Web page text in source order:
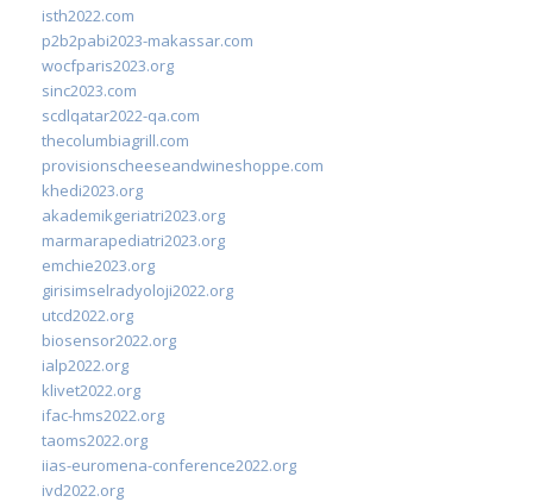
isth2022.com
p2b2pabi2023-makassar.com
wocfparis2023.org
sinc2023.com
scdlqatar2022-qa.com
thecolumbiagrill.com
provisionscheeseandwineshoppe.com
khedi2023.org
akademikgeriatri2023.org
marmarapediatri2023.org
emchie2023.org
girisimselradyoloji2022.org
utcd2022.org
biosensor2022.org
ialp2022.org
klivet2022.org
ifac-hms2022.org
taoms2022.org
iias-euromena-conference2022.org
ivd2022.org